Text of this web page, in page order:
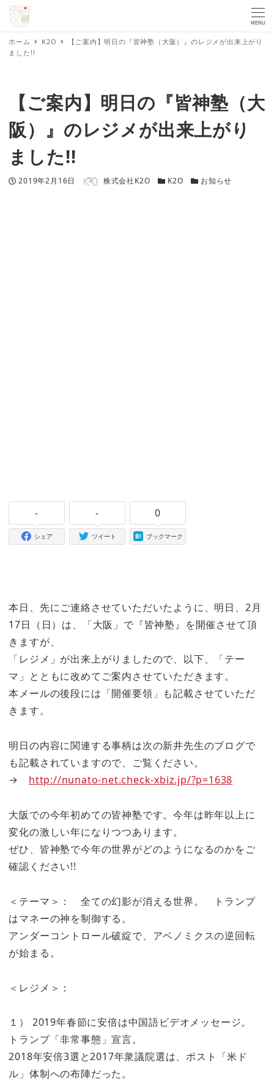
MENU
ホーム K2O
【ご案内】明日の『皆神塾（大阪）』のレジメが出来上がり
ました!!
【ご案内】明日の『皆神塾（大
阪）』のレジメが出来上がり
ました!!
投稿日
2019年2月16日 著者 株式会社K2O カテゴリー
K2O カテゴリー
お知らせ
-
シェア
-
ツイート
0
ブックマーク
本日、先にご連絡させていただいたように、明日、2月
17日（日）は、「大阪」で『皆神塾』を開催させて頂
きますが、
「レジメ」が出来上がりましたので、以下、「テー
マ」とともに改めてご案内させていただきます。
本メールの後段には「開催要領」も記載させていただ
きます。
明日の内容に関連する事柄は次の新井先生のブログで
も記載されていますので、ご覧ください。
→ http://nunato-net.check-xbiz.jp/?p=1638
大阪での今年初めての皆神塾です。今年は昨年以上に
変化の激しい年になりつつあります。
ぜひ、皆神塾で今年の世界がどのようになるのかをご
確認ください!!
＜テーマ＞： 全ての幻影が消える世界。 トランプ
はマネーの神を制御する。
アンダーコントロール破綻で、アベノミクスの逆回転
が始まる。
＜レジメ＞：
１） 2019年春節に安倍は中国語ビデオメッセージ。
トランプ「非常事態」宣言。
2018年安倍3選と2017年衆議院選は、ポスト「米ド
ル」体制への布陣だった。